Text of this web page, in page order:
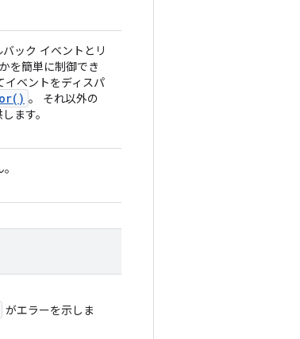
ック イベントとリ
を簡単に制御でき
イベントをディスパ
) 。 それ以外の
ます。
がエラーを示しま